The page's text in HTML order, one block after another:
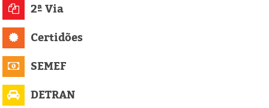
2ª Via
Certidões
SEMEF
DETRAN